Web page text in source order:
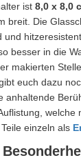
ist 8,0 x 8,0
breit. Die
und
besser in die
makierten
euch dazu
anhaltende
einzeln als